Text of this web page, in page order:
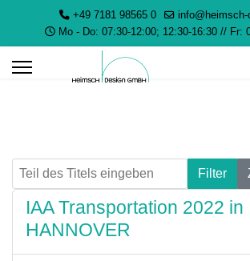
+49 7181 98565 0
Mo - Do: 07:30-12:00; 12:30-16:30 // Fr:
Teil des Titels eingeben
Filter
IAA Transportation 2022 in
HANNOVER